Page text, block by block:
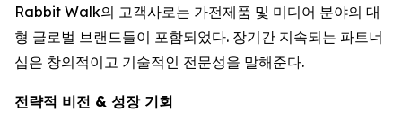
Rabbit Walk의 고객사로는 가전제품 및 미디어 분야의 대
형 글로벌 브랜드들이 포함되었다. 장기간 지속되는 파트너
십은 창의적이고 기술적인 전문성을 말해준다.
전략적 비전 & 성장 기회